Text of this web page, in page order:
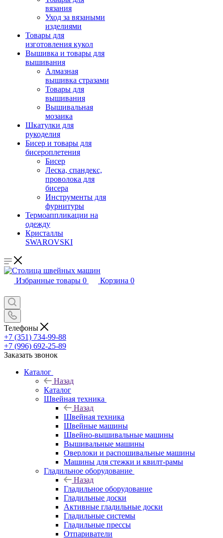
вязания
Уход за вязаными
изделиями
Товары для
изготовления кукол
Вышивка и товары для
вышивания
Алмазная
вышивка стразами
Товары для
вышивания
Вышивальная
мозаика
Шкатулки для
рукоделия
Бисер и товары для
бисероплетения
Бисер
Леска, спандекс,
проволока для
бисера
Инструменты для
фурнитуры
Термоаппликации на
одежду
Кристаллы
SWAROVSKI
Избранные товары 0 Корзина 0
Телефоны
+7 (351) 734-99-88
+7 (996) 692-25-89
Заказать звонок
Каталог
Назад
Каталог
Швейная техника
Назад
Швейная техника
Швейные машины
Швейно-вышивальные машины
Вышивальные машины
Оверлоки и распошивальные машины
Машины для стежки и квилт-рамы
Гладильное оборудование
Назад
Гладильное оборудование
Гладильные доски
Активные гладильные доски
Гладильные системы
Гладильные прессы
Отпариватели